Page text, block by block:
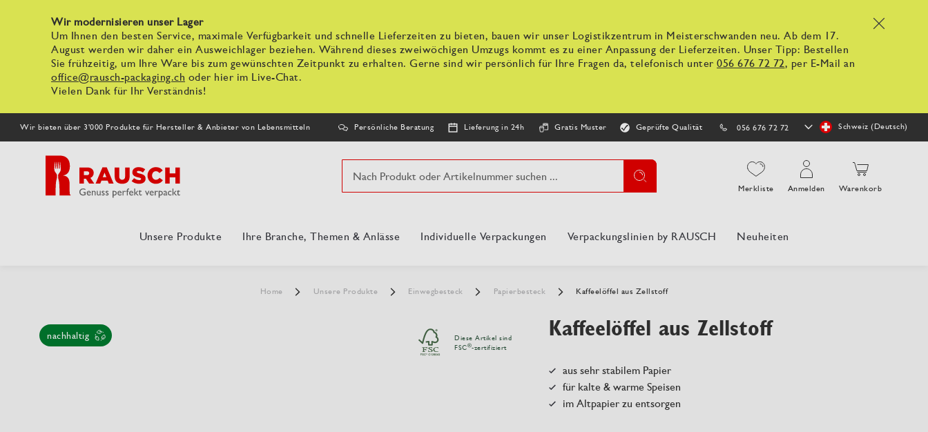
x
Wir modernisieren unser Lager
Um Ihnen den besten Service, maximale Verfügbarkeit und schnelle Lieferzeiten zu bieten, bauen wir unser Logistikzentrum in Meisterschwanden neu. Ab dem 17.
August werden wir daher ein Ausweichlager beziehen. Während dieses zweiwöchigen Umzugs kommt es zu einer Anpassung der Lieferzeiten. Unser Tipp: Bestellen
Sie frühzeitig, um Ihre Ware bis zum gewünschten Zeitpunkt zu erhalten. Gerne sind wir persönlich für Ihre Fragen da, telefonisch unter 056 676 72 72, per E-Mail an
office@rausch-packaging.ch oder hier im Live-Chat.
Vielen Dank für Ihr Verständnis!
Wir bieten über 3'000 Produkte für Hersteller & Anbieter von Lebensmitteln Persönliche Beratung Lieferung in 24h Gratis Muster Geprüfte Qualität 056 676 72 72
Store
auswählen
Schweiz (Deutsch)
Suche
Merkliste Anmelden Warenkorb
Unsere Produkte Ihre Branche, Themen & Anlässe Individuelle Verpackungen Verpackungslinien by RAUSCH Neuheiten
Home Unsere Produkte Einwegbesteck Papierbesteck Kaffeelöffel aus Zellstoff
nachhaltig
Diese Artikel sind
FSC®-zertifiziert
Kaffeelöffel aus Zellstoff
aus sehr stabilem Papier
für kalte & warme Speisen
im Altpapier zu entsorgen